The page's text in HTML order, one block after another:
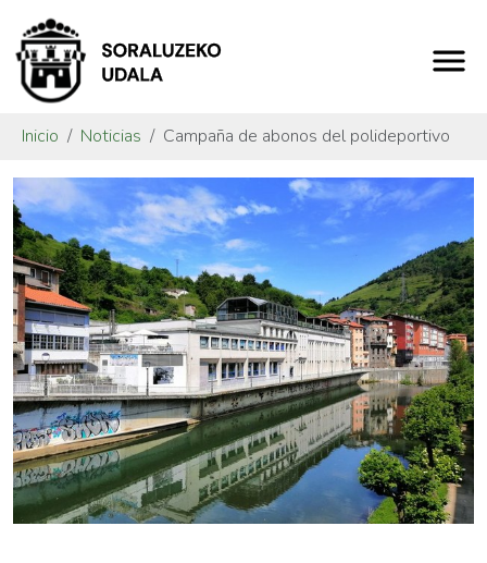
Inicio Noticias Campaña de abonos del polideportivo